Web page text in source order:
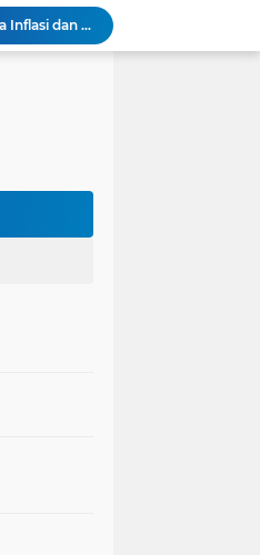
Pemko Lhokseumawe Gandeng Bank Indonesia, Fokus Jaga Inflasi dan Perkuat UMKM
Mahasiswa KKN-PPM Universitas Malikussaleh Perkuat UMKM Gampong Binjee melalui Program Pemberdayaan Ekonomi
Brimob Batalyon B Pelopor Ajak Warga Pasang Bendera Merah Putih Semarakkan HUT Kemerdekaan RI Ke-81